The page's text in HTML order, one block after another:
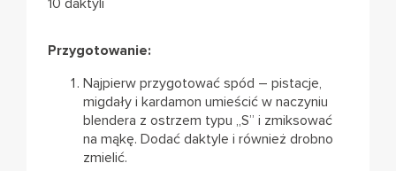
10 daktyli
Przygotowanie:
Najpierw przygotować spód – pistacje,
migdały i kardamon umieścić w naczyniu
blendera z ostrzem typu „S” i zmiksować
na mąkę. Dodać daktyle i również drobno
zmielić.